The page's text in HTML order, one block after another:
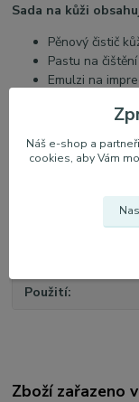
Sada na kůži
Pěnový čistič
Pastu na
Emulzi na
Použití
Zboží zařazeno
Náš e-shop a
cookies, aby Vám